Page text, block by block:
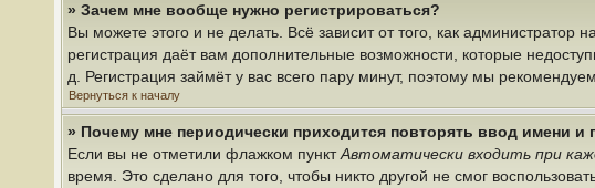
» Зачем мне вообще нужно регистрироваться?
Вы можете этого и не делать. Всё зависит от того, как
регистрация даёт вам дополнительные возможности, которые
д. Регистрация займёт у вас всего пару минут, поэтому мы рекомендуем
Вернуться к началу
» Почему мне периодически приходится повторять ввод имени и
Если вы не отметили флажком пунктАвтоматически входить при
время. Это сделано для того, чтобы никто другой не смог